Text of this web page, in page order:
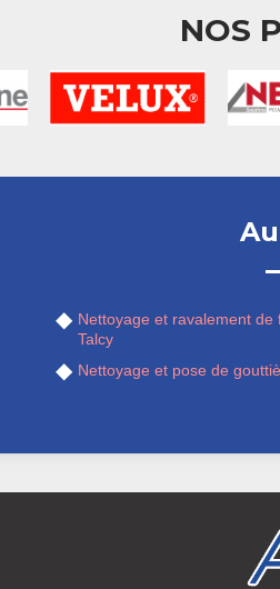
NOS
Nettoyage et ravalement de
Talcy
Nettoyage et pose de